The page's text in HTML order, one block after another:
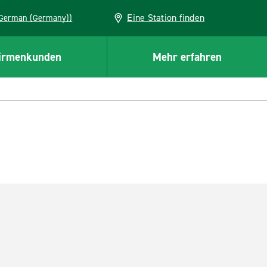
(German (Germany)) Eine Station finden
Mehr erfahren